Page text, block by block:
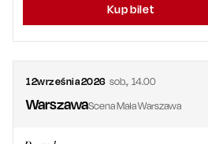
Kup bilet
12września2026 sob., 14.00
WarszawaScena Mała Warszawa